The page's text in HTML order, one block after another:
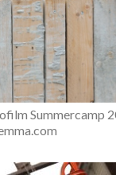
Summercamp